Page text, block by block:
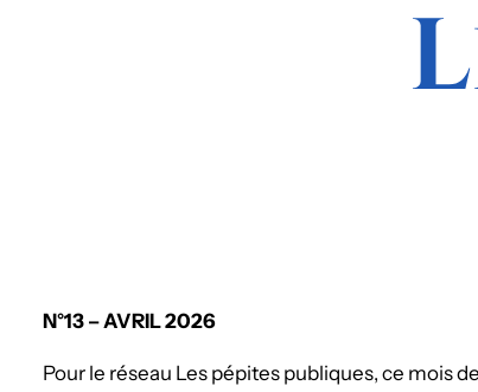
N°13 – AVRIL 2026
Pour le réseau Les pépites publiques, ce mois